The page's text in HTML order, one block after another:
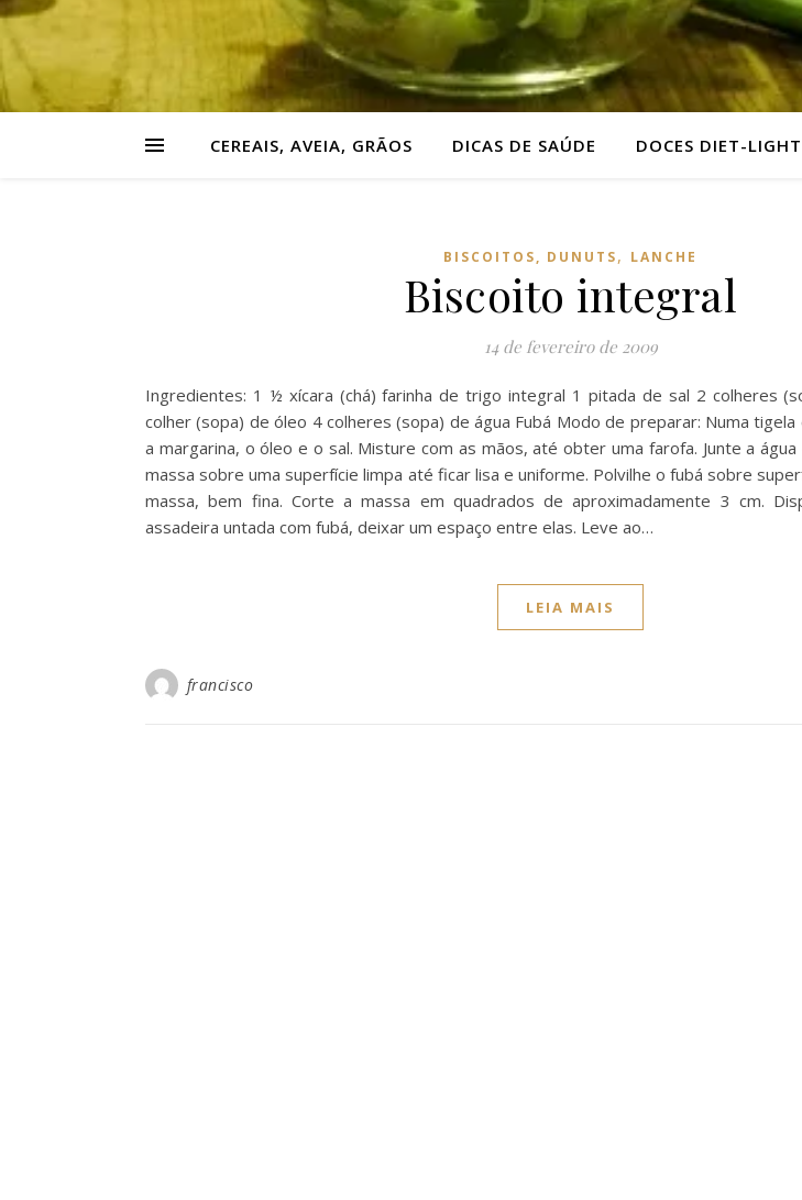
CEREAIS, AVEIA, GRÃOS DICAS DE SAÚDE DOCES DIET-LIGHT
BISCOITOS, DUNUTS, LANCHE
Biscoito integral
14 de fevereiro de 2009
Ingredientes: 1 ½ xícara (chá) farinha de trigo integral 1 pitada de sal 2 colheres
colher (sopa) de óleo 4 colheres (sopa) de água Fubá Modo de preparar: Numa tigela
a margarina, o óleo e o sal. Misture com as mãos, até obter uma farofa. Junte a
massa sobre uma superfície limpa até ficar lisa e uniforme. Polvilhe o fubá sobre
massa, bem fina. Corte a massa em quadrados de aproximadamente 3 cm.
assadeira untada com fubá, deixar um espaço entre elas. Leve ao…
LEIA MAIS
francisco